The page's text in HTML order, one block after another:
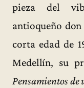
pieza del
antioqueño don
corta edad de
Medellín, su
Pensamientos de